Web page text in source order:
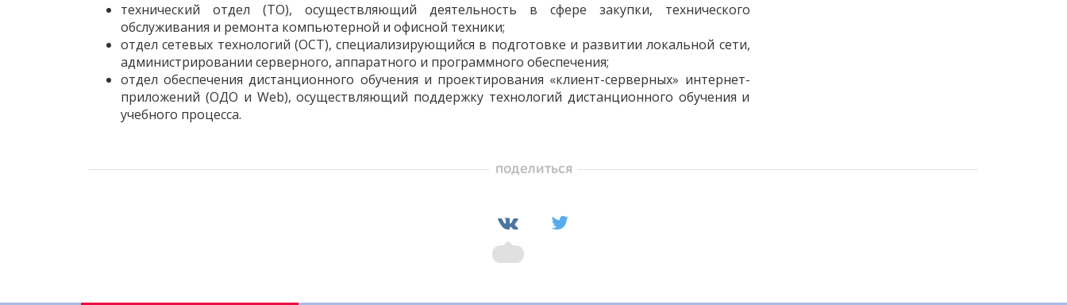
технический отдел (ТО), осуществляющий деятельность в сфере закупки, технического
обслуживания и ремонта компьютерной и офисной техники;
отдел сетевых технологий (ОСТ), специализирующийся в подготовке и развитии локальной сети,
администрировании серверного, аппаратного и программного обеспечения;
отдел обеспечения дистанционного обучения и проектирования «клиент-серверных» интернет-
приложений (ОДО и Web), осуществляющий поддержку технологий дистанционного обучения и
учебного процесса.
поделиться